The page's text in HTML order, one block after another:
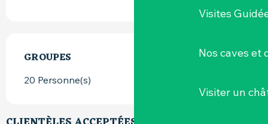
Visites
Nos caves et
Visiter un
GROUPES
GROUPES
20 Personne(s)